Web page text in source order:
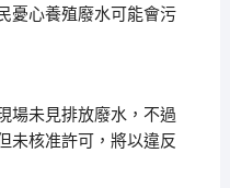
憂心養殖廢水可能會污
場未見排放廢水，不過
未核准許可，將以違反